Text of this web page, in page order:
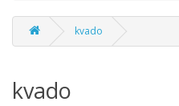
kvado
kvado